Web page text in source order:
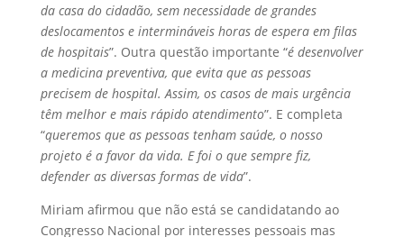
da casa do cidadão, sem necessidade de grandes
deslocamentos e intermináveis horas de espera em filas
de hospitais”. Outra questão importante “é desenvolver
a medicina preventiva, que evita que as pessoas
precisem de hospital. Assim, os casos de mais urgência
têm melhor e mais rápido atendimento”. E completa
“queremos que as pessoas tenham saúde, o nosso
projeto é a favor da vida. E foi o que sempre fiz,
defender as diversas formas de vida”.
Miriam afirmou que não está se candidatando ao
Congresso Nacional por interesses pessoais mas